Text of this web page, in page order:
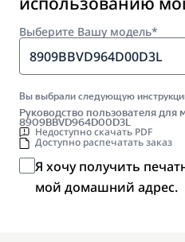
Выберите Вашу модель*
8909BBVD964D00D3L
Вы выбрали следующую
Руководство пользователя для
8909BBVD964D00D3L
Недоступно скачать PDF
Доступно распечатать заказ
Я хочу получить
мой домашний адрес.